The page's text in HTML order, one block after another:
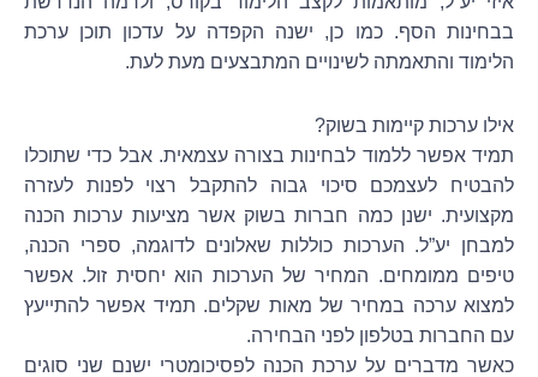
בבחינות הסף. כמו כן, ישנה הקפדה על עדכון תוכן ערכת
הלימוד והתאמתה לשינויים המתבצעים מעת לעת.
אילו ערכות קיימות בשוק?
תמיד אפשר ללמוד לבחינות בצורה עצמאית. אבל כדי שתוכלו
להבטיח לעצמכם סיכוי גבוה להתקבל רצוי לפנות לעזרה
מקצועית. ישנן כמה חברות בשוק אשר מציעות ערכות הכנה
למבחן יע”ל. הערכות כוללות שאלונים לדוגמה, ספרי הכנה,
טיפים ממומחים. המחיר של הערכות הוא יחסית זול. אפשר
למצוא ערכה במחיר של מאות שקלים. תמיד אפשר להתייעץ
עם החברות בטלפון לפני הבחירה.
כאשר מדברים על ערכת הכנה לפסיכומטרי ישנם שני סוגים